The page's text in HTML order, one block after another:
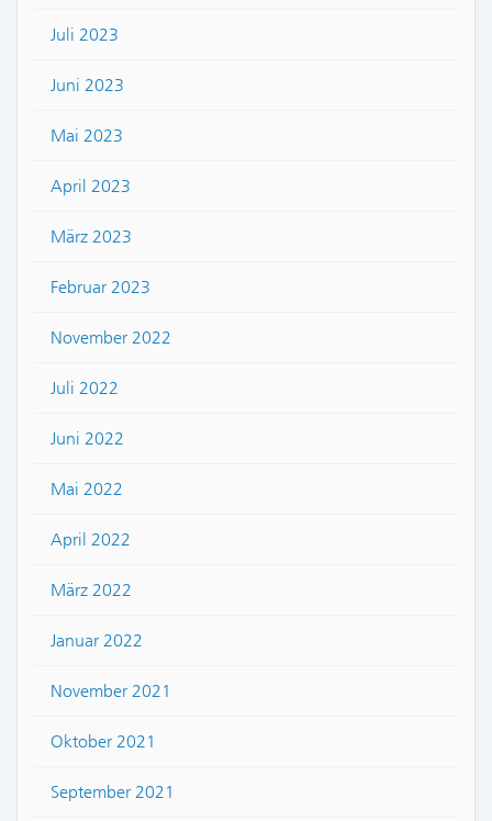
Juli 2023
Juni 2023
Mai 2023
April 2023
März 2023
Februar 2023
November 2022
Juli 2022
Juni 2022
Mai 2022
April 2022
März 2022
Januar 2022
November 2021
Oktober 2021
September 2021